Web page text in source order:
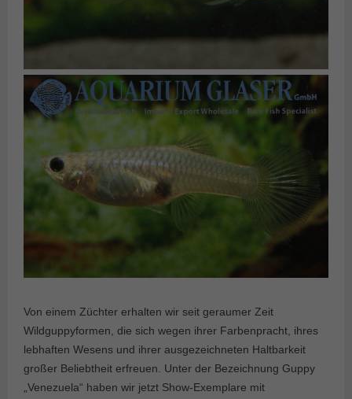
Von einem Züchter erhalten wir seit geraumer Zeit
Wildguppyformen, die sich wegen ihrer Farbenpracht, ihres
lebhaften Wesens und ihrer ausgezeichneten Haltbarkeit
großer Beliebtheit erfreuen. Unter der Bezeichnung Guppy
„Venezuela“ haben wir jetzt Show-Exemplare mit